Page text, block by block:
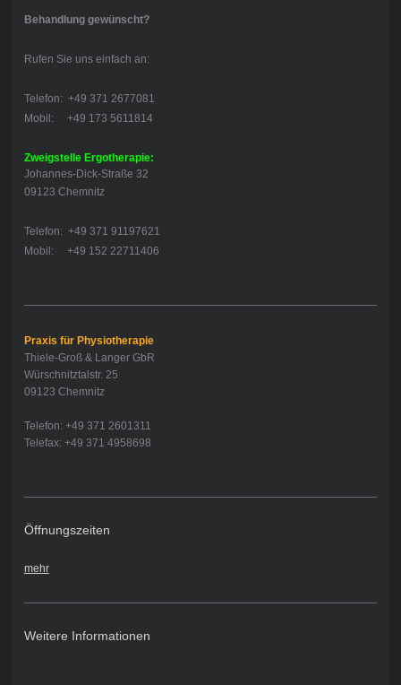
Behandlung gewünscht?
Rufen Sie uns einfach an:
Telefon: +49 371 2677081
Mobil: +49 173 5611814
Zweigstelle Ergotherapie:
Johannes-Dick-Straße 32
09123 Chemnitz
Telefon: +49 371 91197621
Mobil: +49 152 22711406
Praxis für Physiotherapie
Thiele-Groß & Langer GbR
Würschnitztalstr. 25
09123 Chemnitz
Telefon: +49 371 2601311
Telefax: +49 371 4958698
Öffnungszeiten
mehr
Weitere Informationen